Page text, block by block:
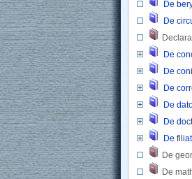
De
De
De
De
De
De
De
De
De
De